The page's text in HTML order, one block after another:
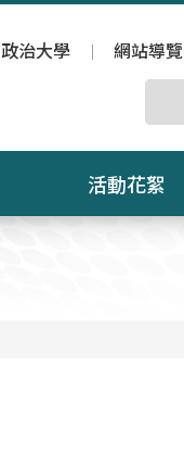
政治大學 網站導覽
活動花絮